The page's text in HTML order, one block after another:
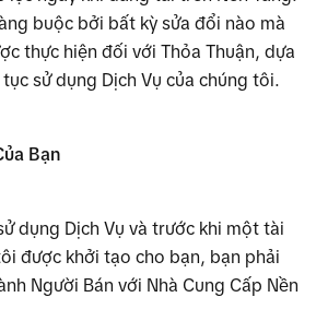
buộc bởi bất kỳ sửa đổi nào mà
thực hiện đối với Thỏa Thuận, dựa
sử dụng Dịch Vụ của chúng tôi.
Bạn
dụng Dịch Vụ và trước khi một tài
được khởi tạo cho bạn, bạn phải
Người Bán với Nhà Cung Cấp Nền